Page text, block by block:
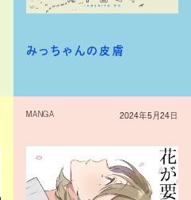
みっちゃんの皮膚
MANGA 2024年5月24日